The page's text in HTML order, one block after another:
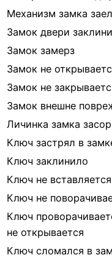
Механизм замка
Замок двери
Замок замерз
Замок не
Замок не
Замок внешне
Личинка замка
Ключ застрял в
Ключ заклинило
Ключ не
Ключ не
Ключ
не открывается
Ключ сломался в